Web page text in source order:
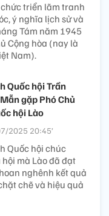
triển lãm tranh
ý nghĩa lịch sử và
Tám năm 1945
Cộng hòa (nay là
Nam).
Quốc hội Trần
gặp Phó Chủ
hội Lào
2025 20:45’
Quốc hội chúc
mà Lào đã đạt
nghênh kết quả
chẽ và hiệu quả